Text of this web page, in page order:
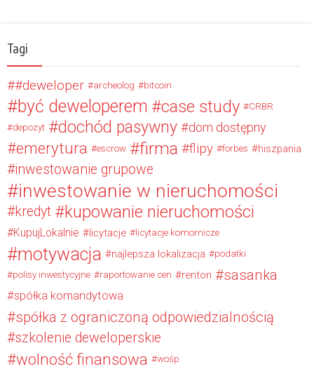
Tagi
#deweloper archeolog bitcoin
być deweloperem case study
CRBR
depozyt
dochód pasywny dom dostępny
emerytura escrow firma flipy forbes hiszpania
inwestowanie grupowe
inwestowanie w nieruchomości
kredyt kupowanie nieruchomości
KupujLokalnie licytacje licytacje komornicze
motywacja najlepsza lokalizacja
podatki
polisy inwestycyjne
raportowanie cen renton sasanka
spółka komandytowa
spółka z ograniczoną odpowiedzialnością
szkolenie deweloperskie
wolność finansowa wośp